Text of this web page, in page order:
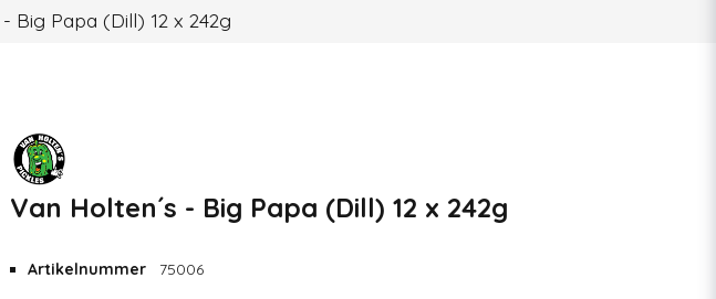
Big Papa (Dill) 12 x 242g
Van Holten´s - Big Papa (Dill) 12 x 242g
Artikelnummer 75006